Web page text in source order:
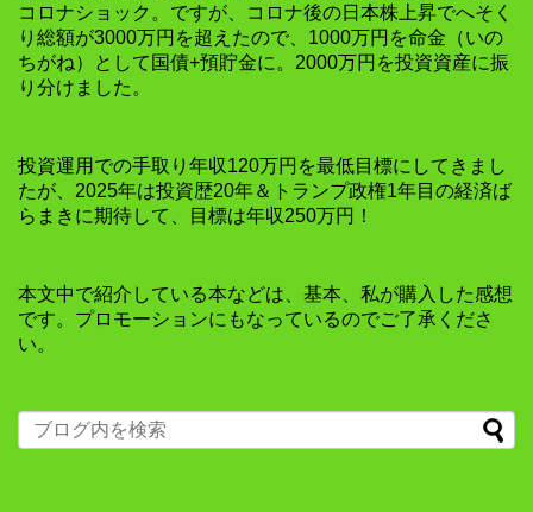
コロナショック。ですが、コロナ後の日本株上昇でへそく
り総額が3000万円を超えたので、1000万円を命金（いの
ちがね）として国債+預貯金に。2000万円を投資資産に振
り分けました。
投資運用での手取り年収120万円を最低目標にしてきまし
たが、2025年は投資歴20年＆トランプ政権1年目の経済ば
らまきに期待して、目標は年収250万円！
本文中で紹介している本などは、基本、私が購入した感想
です。プロモーションにもなっているのでご了承くださ
い。